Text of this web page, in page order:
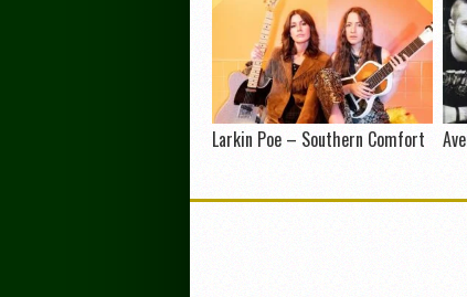
Larkin Poe – Southern Comfort